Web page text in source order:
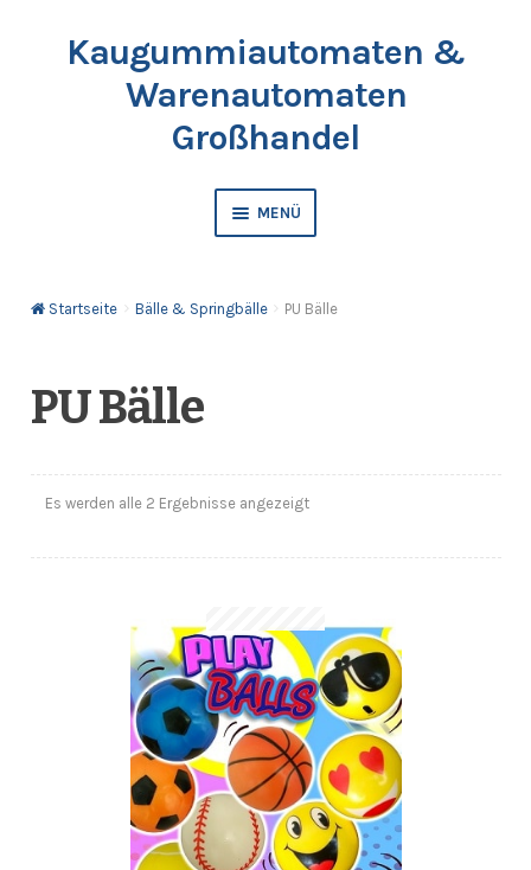
SpringeKaugummiautomaten &
Warenautomaten
Großhandel
MENÜ
Bälle & Springbälle
Katalog & Preisliste bestellen
Anfragen-Korb
Startseite Bälle & Springbälle PU Bälle
PU Bälle
Es werden alle 2 Ergebnisse angezeigt